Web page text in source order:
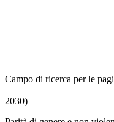
Campo di ricerca per le
2030)